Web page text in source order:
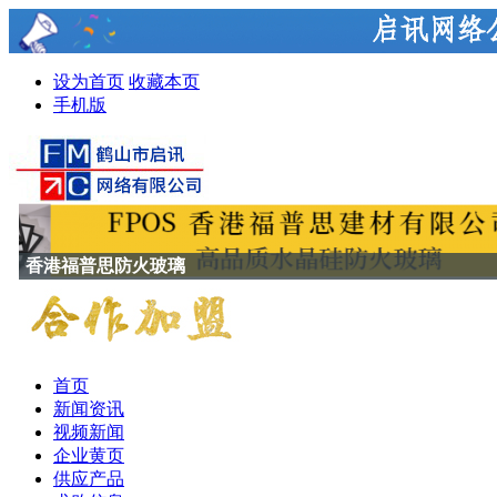
设为首页 收藏本页
手机版
香港福普思防火玻璃
首页
新闻资讯
视频新闻
企业黄页
供应产品